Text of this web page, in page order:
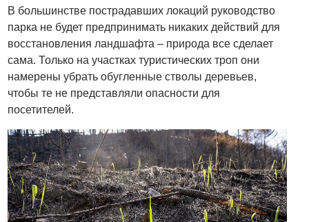
В большинстве пострадавших локаций руководство
парка не будет предпринимать никаких действий для
восстановления ландшафта – природа все сделает
сама. Только на участках туристических троп они
намерены убрать обугленные стволы деревьев,
чтобы те не представляли опасности для
посетителей.